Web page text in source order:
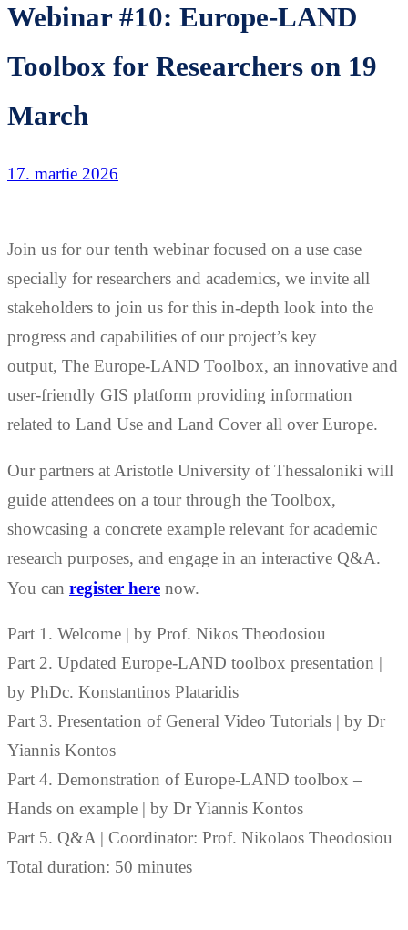
Webinar #10: Europe-LAND
Toolbox for Researchers on 19
March
17. martie 2026
Join us for our tenth webinar focused on a use case
specially for researchers and academics, we invite all
stakeholders to join us for this in-depth look into the
progress and capabilities of our project’s key
output, The Europe-LAND Toolbox, an innovative and
user-friendly GIS platform providing information
related to Land Use and Land Cover all over Europe.
Our partners at Aristotle University of Thessaloniki will
guide attendees on a tour through the Toolbox,
showcasing a concrete example relevant for academic
research purposes, and engage in an interactive Q&A.
You can register here now.
Part 1. Welcome | by Prof. Nikos Theodosiou
Part 2. Updated Europe-LAND toolbox presentation |
by PhDc. Konstantinos Plataridis
Part 3. Presentation of General Video Tutorials | by Dr
Yiannis Kontos
Part 4. Demonstration of Europe-LAND toolbox –
Hands on example | by Dr Yiannis Kontos
Part 5. Q&A | Coordinator: Prof. Nikolaos Theodosiou
Total duration: 50 minutes